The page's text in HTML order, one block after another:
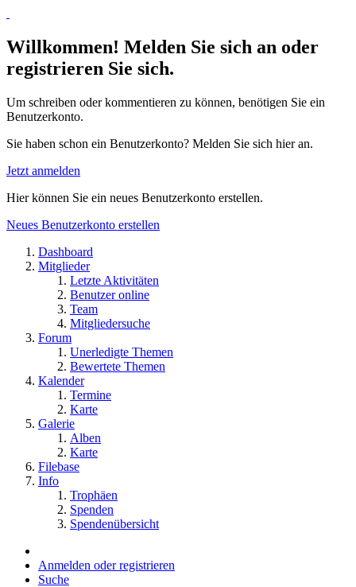
Willkommen! Melden Sie sich an oder
registrieren Sie sich.
Um schreiben oder kommentieren zu können, benötigen Sie ein
Benutzerkonto.
Sie haben schon ein Benutzerkonto? Melden Sie sich hier an.
Jetzt anmelden
Hier können Sie ein neues Benutzerkonto erstellen.
Neues Benutzerkonto erstellen
Dashboard
Mitglieder
Letzte Aktivitäten
Benutzer online
Team
Mitgliedersuche
Forum
Unerledigte Themen
Bewertete Themen
Kalender
Termine
Karte
Galerie
Alben
Karte
Filebase
Info
Trophäen
Spenden
Spendenübersicht
Anmelden oder registrieren
Suche